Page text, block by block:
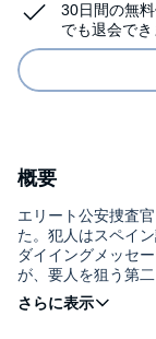
30日間の無
でも退会でき
概要
エリート公安捜査
た。犯人はスペイ
ダイイングメッセ
が、要人を狙う第
には犯人との繋が
1970年、学生運動